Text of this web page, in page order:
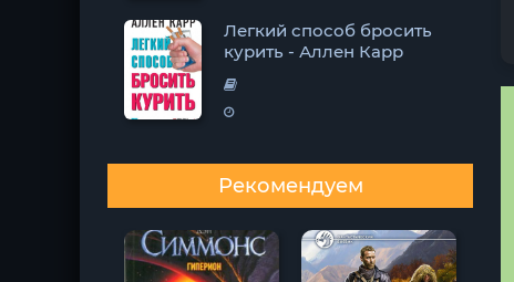
Легкий способ бросить
курить - Аллен Карр
Рекомендуем